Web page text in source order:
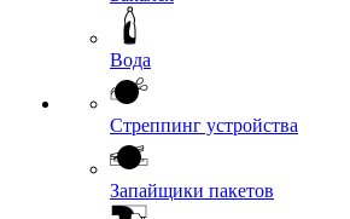
Вода
Стреппинг устройства
Запайщики пакетов